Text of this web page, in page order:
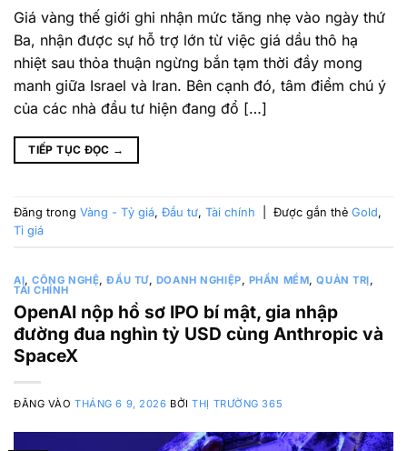
Giá vàng thế giới ghi nhận mức tăng nhẹ vào ngày thứ
Ba, nhận được sự hỗ trợ lớn từ việc giá dầu thô hạ
nhiệt sau thỏa thuận ngừng bắn tạm thời đầy mong
manh giữa Israel và Iran. Bên cạnh đó, tâm điểm chú ý
của các nhà đầu tư hiện đang đổ […]
TIẾP TỤC ĐỌC →
Đăng trong Vàng - Tỷ giá, Đầu tư, Tài chính Được gắn thẻ Gold,
Tỉ giá
AI,CÔNG NGHỆ,ĐẦU TƯ, DOANH NGHIỆP, PHẦN MỀM,QUẢN TRỊ,
TÀI CHÍNH
OpenAI nộp hồ sơ IPO bí mật, gia nhập
đường đua nghìn tỷ USD cùng Anthropic và
SpaceX
ĐĂNG VÀOTHÁNG 6 9, 2026 BỞITHỊ TRƯỜNG 365